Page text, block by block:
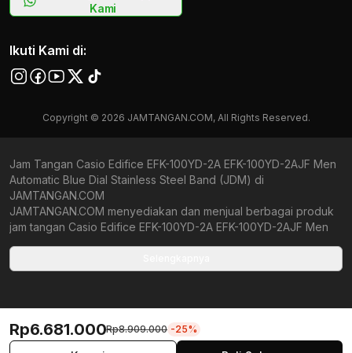
Kami
Ikuti Kami di:
Copyright © 2026 JAMTANGAN.COM, All Rights Reserved.
Jam Tangan Casio Edifice EFK-100YD-2A EFK-100YD-2AJF Men
Automatic Blue Dial Stainless Steel Band (JDM) di
JAMTANGAN.COM
JAMTANGAN.COM menyediakan dan menjual berbagai produk
jam tangan Casio Edifice EFK-100YD-2A EFK-100YD-2AJF Men
Kami berkomitmen untuk memberi penawaran terbaik bagi
yang tersedia merupakan produk jam tangan original,
berkualitas tinggi, dan memiliki harga yang lebih terjangkau dari
toko online Indonesia lainnya. Anda, watchlovers, merupakan
Rp6.681.000Rp8.909.000 -25%